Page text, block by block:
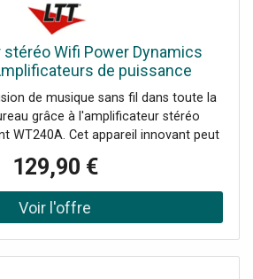
Wifi Power Dynamics
de puissance
bicanaux
de musique sans fil dans toute la
grâce à l'amplificateur stéréo
WT240A. Cet appareil innovant peut
HiFi multi-pièces sans fil grâce à
de classe D intégré à la pointe
de 2x 40 Watt) Il est équipé
connecter vos enceintes à votre
129,90 €